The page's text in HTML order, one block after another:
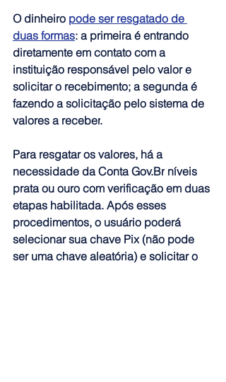
O dinheiro pode ser resgatado de
duas formas: a primeira é entrando
diretamente em contato com a
instituição responsável pelo valor e
solicitar o recebimento; a segunda é
fazendo a solicitação pelo sistema de
valores a receber.
Para resgatar os valores, há a
necessidade da Conta Gov.Br níveis
prata ou ouro com verificação em duas
etapas habilitada. Após esses
procedimentos, o usuário poderá
selecionar sua chave Pix (não pode
ser uma chave aleatória) e solicitar o